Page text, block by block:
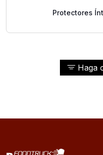
Haga
Protectores